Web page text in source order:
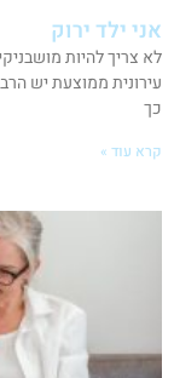
אני ילד ירוק
לא צריך להיות
עירונית ממוצעת יש
כך
קרא עוד »